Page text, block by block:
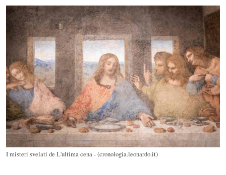
I misteri svelati de L'ultima cena - (cronologia.leonardo.it)